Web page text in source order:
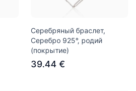
Серебряный браслет,
Серебро 925°, родий
(покрытие)
39.44 €